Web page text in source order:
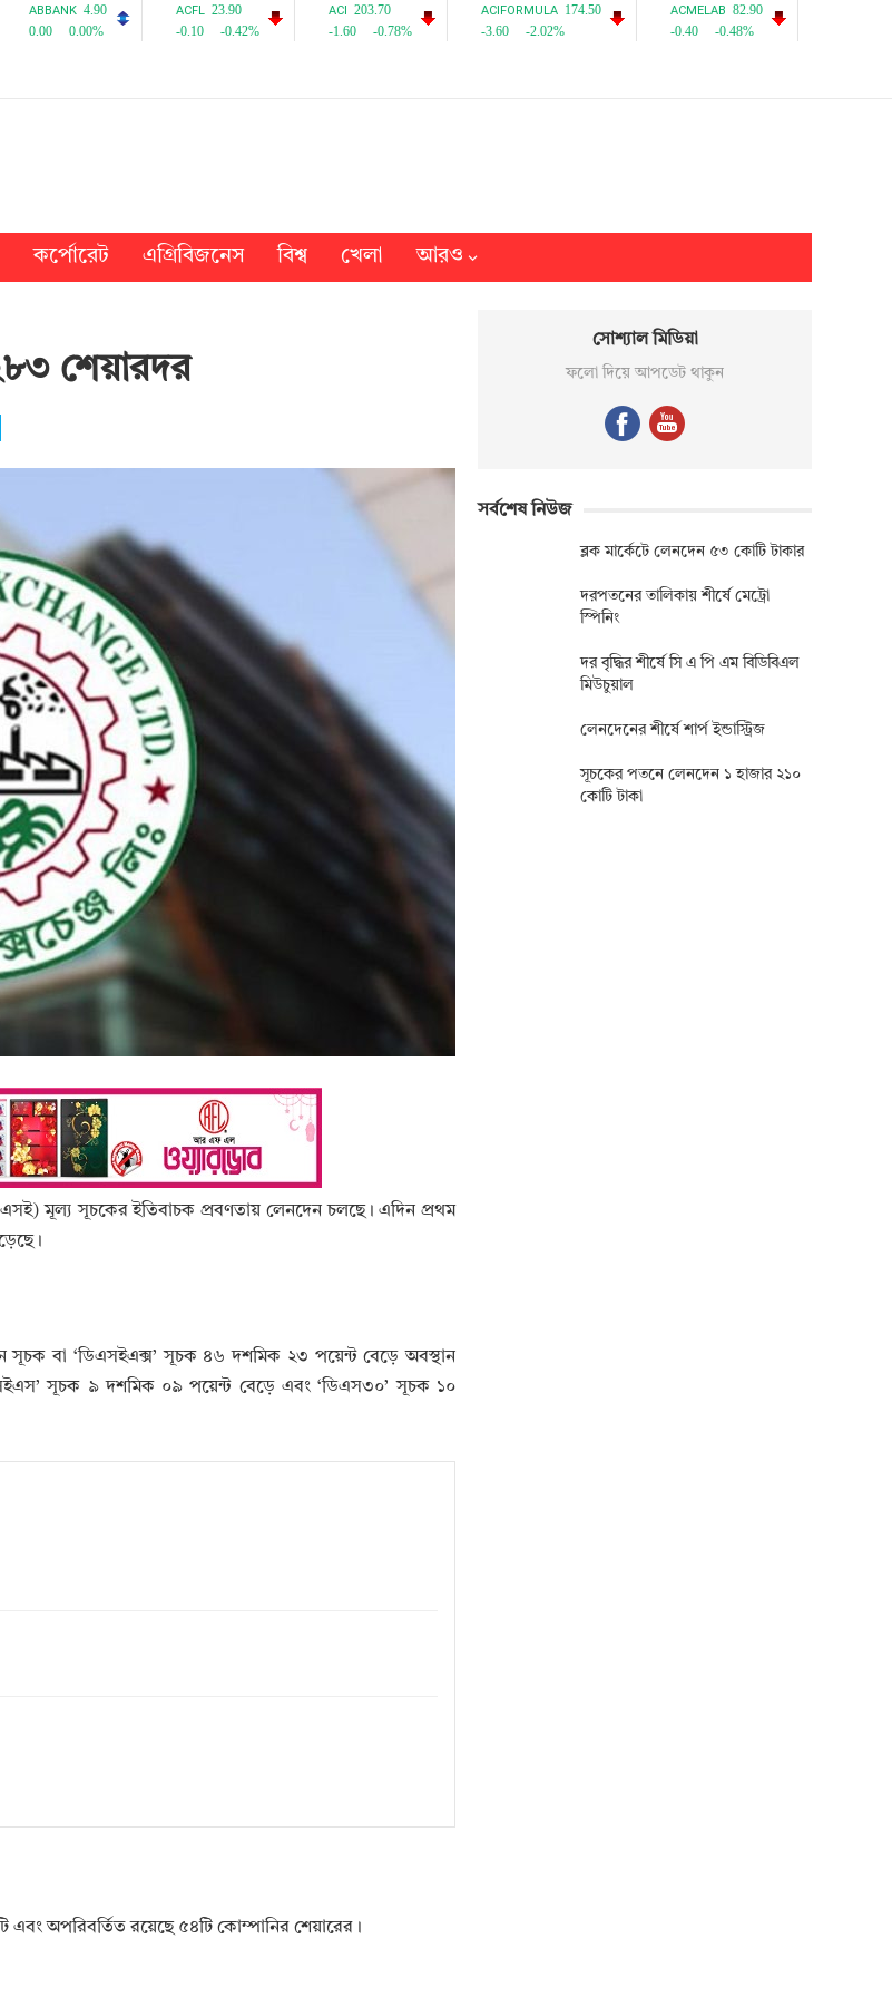
কর্পোরেট এগ্রিবিজনেস বিশ্ব খেলা আরও
শেয়ারদর
মূল্য সূচকের ইতিবাচক প্রবণতায় লেনদেন চলছে। এদিন প্রথম
সূচক বা ‘ডিএসইএক্স’ সূচক ৪৬ দশমিক ২৩ পয়েন্ট বেড়ে অবস্থান
সূচক ৯ দশমিক ০৯ পয়েন্ট বেড়ে এবং ‘ডিএস৩০’ সূচক ১০
অপরিবর্তিত রয়েছে ৫৪টি কোম্পানির শেয়ারের।
সোশ্যাল মিডিয়া
ফলো দিয়ে আপডেট থাকুন
সর্বশেষ নিউজ
ব্লক মার্কেটে লেনদেন ৫৩ কোটি টাকার
দরপতনের তালিকায় শীর্ষে মেট্রো
স্পিনিং
দর বৃদ্ধির শীর্ষে সি এ পি এম বিডিবিএল
মিউচুয়াল
লেনদেনের শীর্ষে শার্প ইন্ডাস্ট্রিজ
সূচকের পতনে লেনদেন ১ হাজার ২১০
কোটি টাকা